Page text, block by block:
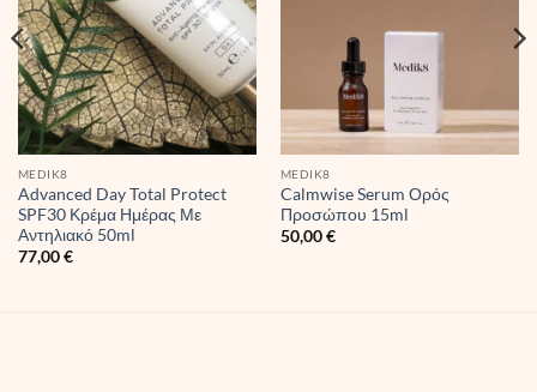
MEDIK8
Advanced Day Total Protect
SPF30 Κρέμα Ημέρας Με
Αντηλιακό 50ml
77,00€
MEDIK8
Calmwise Serum Ορός
Προσώπου 15ml
50,00€